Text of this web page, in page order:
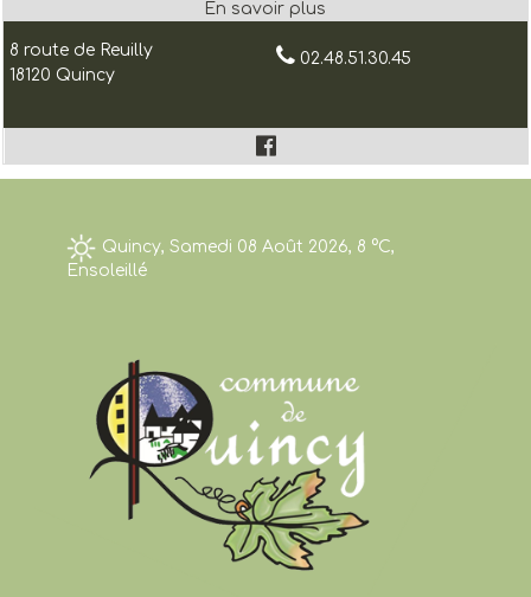
8 route de Reuilly
18120 Quincy
02.48.51.30.45
Quincy, Samedi 08 Août 2026, 8 °C,
Ensoleillé